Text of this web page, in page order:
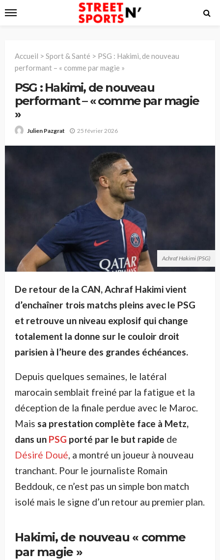
Accueil > Sport & Santé > PSG : Hakimi, de nouveau
performant – « comme par magie »
PSG : Hakimi, de nouveau
performant – « comme par magie
»
Julien Pazgrat 25 février 2026
Achraf Hakimi (PSG)
De retour de la CAN, Achraf Hakimi vient
d’enchaîner trois matchs pleins avec le PSG
et retrouve un niveau explosif qui change
totalement la donne sur le couloir droit
parisien à l’heure des grandes échéances.
Depuis quelques semaines, le latéral
marocain semblait freiné par la fatigue et la
déception de la finale perdue avec le Maroc.
Mais sa prestation complète face à Metz,
dans un PSG porté par le but rapide de
Désiré Doué, a montré un joueur à nouveau
tranchant. Pour le journaliste Romain
Beddouk, ce n’est pas un simple bon match
isolé mais le signe d’un retour au premier plan.
Hakimi, de nouveau « comme
par magie »